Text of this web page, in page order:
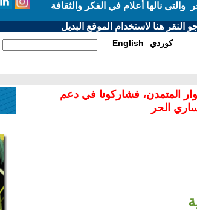
نالها أعلام في الفكر والثقافة
هنا لاستخدام الموقع البديل
English كوردي
المتمدن، فشاركونا في دعم
الحر